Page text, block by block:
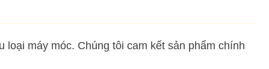
máy móc. Chúng tôi cam kết sản phẩm chính